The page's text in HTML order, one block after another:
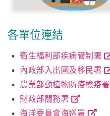
各單位連結
衛生福利部疾病管制署
內政部入出國及移民署
農業部動植物防疫檢疫署
財政部關務署
海洋委員會海巡署